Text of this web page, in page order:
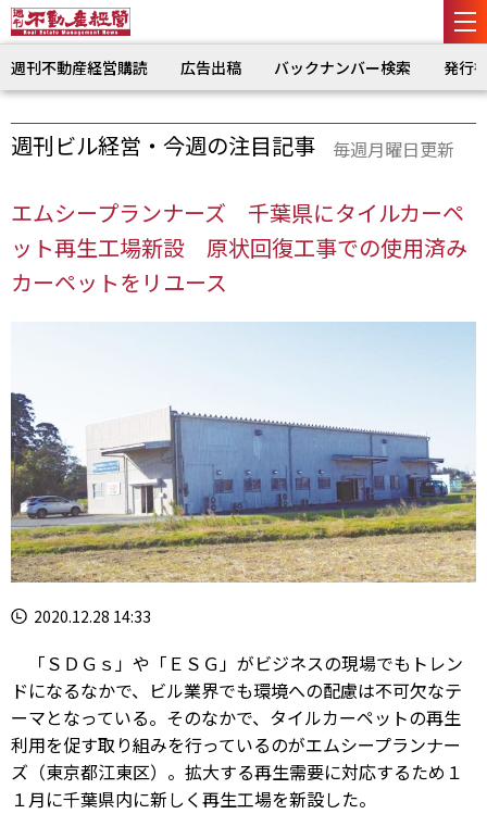
週刊不動産経営購読 広告出稿 バックナンバー検索 発行
週刊ビル経営・今週の注目記事 毎週月曜日更新
エムシープランナーズ 千葉県にタイルカーペ
ット再生工場新設 原状回復工事での使用済み
カーペットをリユース
2020.12.28 14:33
「ＳＤＧｓ」や「ＥＳＧ」がビジネスの現場でもトレン
ドになるなかで、ビル業界でも環境への配慮は不可欠なテ
ーマとなっている。そのなかで、タイルカーペットの再生
利用を促す取り組みを行っているのがエムシープランナー
ズ（東京都江東区）。拡大する再生需要に対応するため１
１月に千葉県内に新しく再生工場を新設した。